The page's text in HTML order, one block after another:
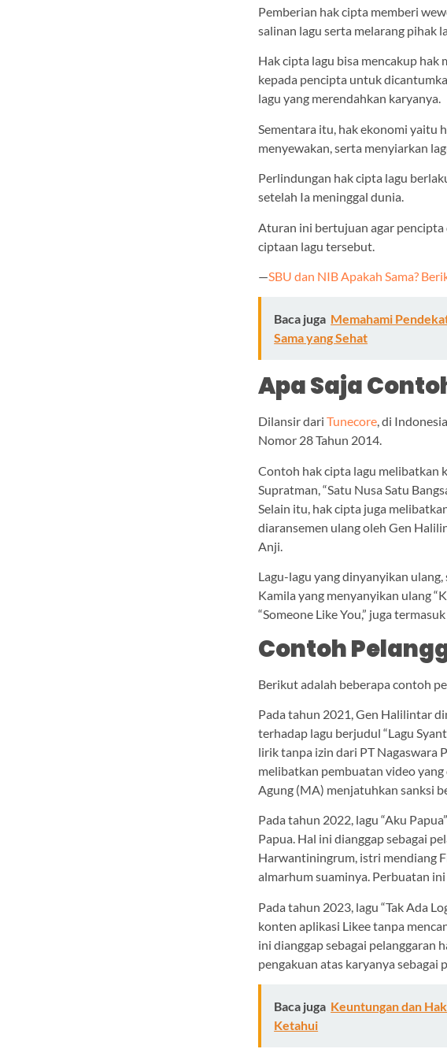
Pemberian hak cipta memberi
salinan lagu serta melarang pihak
Hak cipta lagu bisa mencakup hak
kepada pencipta untuk
lagu yang merendahkan karyanya.
Sementara itu, hak ekonomi yaitu
menyewakan, serta menyiarkan
Perlindungan hak cipta lagu
setelah Ia meninggal dunia.
Aturan ini bertujuan agar
ciptaan lagu tersebut.
—SBU dan NIB Apakah Sama?
Baca juga Memahami
Sama yang Sehat
Apa Saja
Dilansir dariTunecore, di
Nomor 28 Tahun 2014.
Contoh hak cipta lagu melibatkan
Supratman, “Satu Nusa Satu
Selain itu, hak cipta juga
diaransemen ulang oleh Gen
Anji.
Lagu-lagu yang dinyanyikan ulang,
Kamila yang menyanyikan ulang
“Someone Like You,” juga
Contoh
Berikut adalah beberapa contoh
Pada tahun 2021, Gen Halilintar
terhadap lagu berjudul “Lagu
lirik tanpa izin dari PT Nagaswara
melibatkan pembuatan video
Agung (MA) menjatuhkan sanksi
Pada tahun 2022, lagu “Aku
Papua. Hal ini dianggap sebagai
Harwantiningrum, istri mendiang
almarhum suaminya. Perbuatan
Pada tahun 2023, lagu “Tak Ada
konten aplikasi Likee tanpa
ini dianggap sebagai pelanggaran
pengakuan atas karyanya sebagai
Baca juga Keuntungan dan
Ketahui